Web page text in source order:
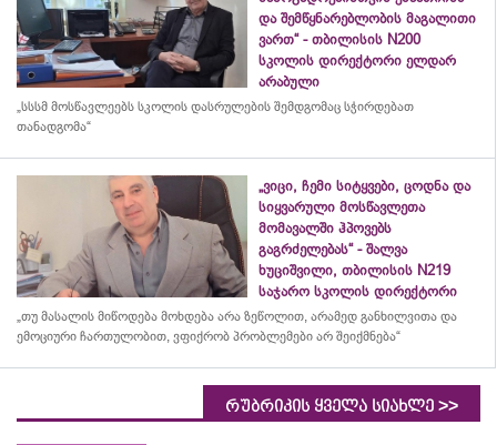
და შემწყნარებლობის მაგალითი
ვართ“ - თბილისის N200
სკოლის დირექტორი ელდარ
არაბული
„სსსმ მოსწავლეებს სკოლის დასრულების შემდგომაც სჭირდებათ
თანადგომა“
„ვიცი, ჩემი სიტყვები, ცოდნა და
სიყვარული მოსწავლეთა
მომავალში ჰპოვებს
გაგრძელებას“ - შალვა
ხუციშვილი, თბილისის N219
საჯარო სკოლის დირექტორი
„თუ მასალის მიწოდება მოხდება არა ზეწოლით, არამედ განხილვითა და
ემოციური ჩართულობით, ვფიქრობ პრობლემები არ შეიქმნება“
რუბრიკის ყველა სიახლე >>